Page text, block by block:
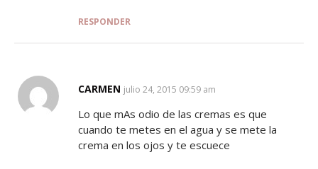
RESPONDER
CARMEN SAYS:
julio 24, 2015 09:59 am
Lo que mAs odio de las cremas es que
cuando te metes en el agua y se mete la
crema en los ojos y te escuece